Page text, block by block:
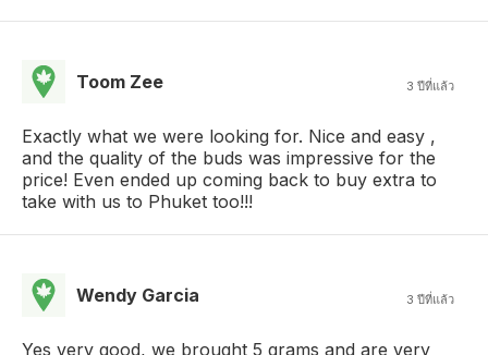
Toom Zee 3 ปีที่แล้ว
Exactly what we were looking for. Nice and easy ,
and the quality of the buds was impressive for the
price! Even ended up coming back to buy extra to
take with us to Phuket too!!!
Wendy Garcia 3 ปีที่แล้ว
Yes very good, we brought 5 grams and are very